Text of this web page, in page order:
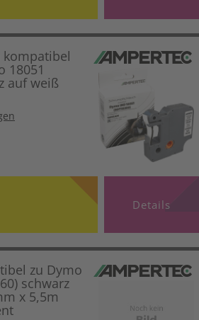
18051
auf weiß
Details
zu Dymo
schwarz
x 5,5m